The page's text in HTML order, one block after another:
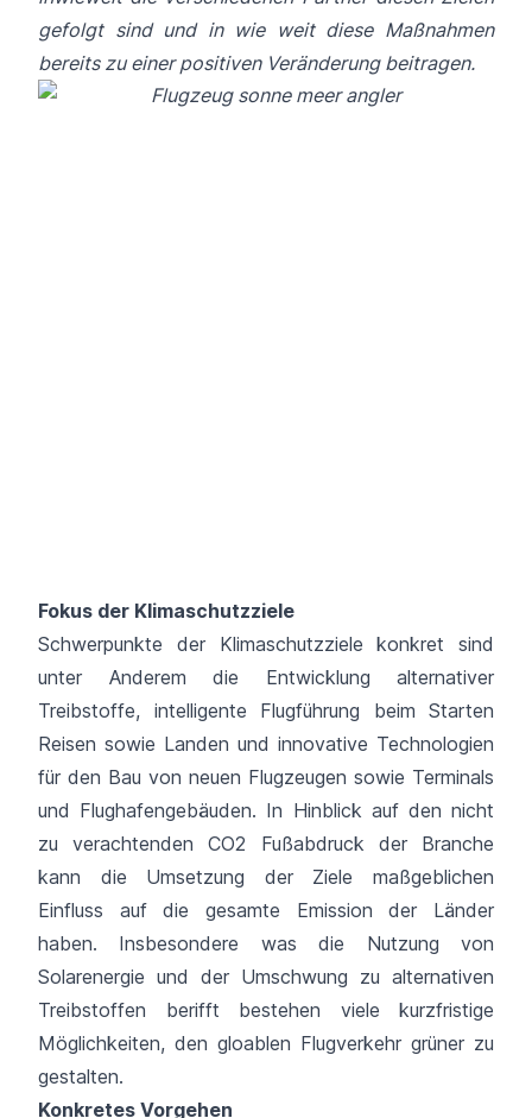
gefolgt sind und in wie weit diese Maßnahmen
bereits zu einer positiven Veränderung beitragen.
Fokus der Klimaschutzziele
Schwerpunkte der Klimaschutzziele konkret sind
unter Anderem die Entwicklung alternativer
Treibstoffe, intelligente Flugführung beim Starten
Reisen sowie Landen und innovative Technologien
für den Bau von neuen Flugzeugen sowie Terminals
und Flughafengebäuden. In Hinblick auf den nicht
zu verachtenden CO2 Fußabdruck der Branche
kann die Umsetzung der Ziele maßgeblichen
Einfluss auf die gesamte Emission der Länder
haben. Insbesondere was die Nutzung von
Solarenergie und der Umschwung zu alternativen
Treibstoffen berifft bestehen viele kurzfristige
Möglichkeiten, den gloablen Flugverkehr grüner zu
gestalten.
Konkretes Vorgehen